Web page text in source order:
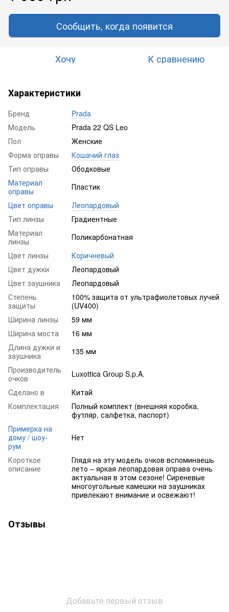
Сообщить, когда появится
Хочу К сравнению
Характеристики
Бренд
Prada
Модель
Prada 22 QS Leo
Пол
Женские
Форма оправы
Кошачий глаз
Тип оправы
Ободковые
Материал
оправы
Пластик
Цвет оправы
Леопардовый
Тип линзы
Градиентные
Материал
линзы
Поликарбонатная
Цвет линзы
Коричневый
Цвет дужки
Леопардовый
Цвет заушника
Леопардовый
Степень
защиты
100% защита от ультрафиолетовых лучей
(UV400)
Ширина линзы
59 мм
Ширина моста
16 мм
Длина дужки и
заушника
135 мм
Производитель
очков
Luxottica Group S.p.A.
Cделано в
Китай
Комплектация
Полный комплект (внешняя коробка,
футляр, салфетка, паспорт)
Примерка на
дому / шоу-
рум
Нет
Короткое
описание
Глядя на эту модель очков вспоминаешь
лето – яркая леопардовая оправа очень
актуальная в этом сезоне! Сиреневые
многоугольные камешки на заушниках
привлекают внимание и освежают!
Отзывы
Добавьте первый отзыв